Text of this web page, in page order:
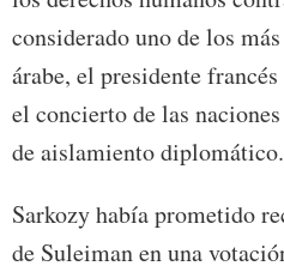
considerado uno de los
árabe, el presidente
el concierto de las
de aislamiento diplomático.
Sarkozy había prometido
de Suleiman en una